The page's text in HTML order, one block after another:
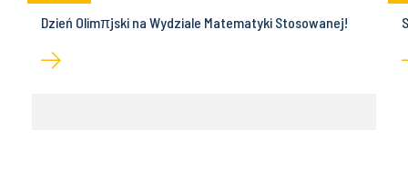
Dzień Olimπjski na Wydziale Matematyki Stosowanej!